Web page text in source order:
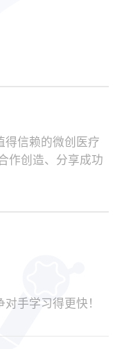
得信赖的微创医疗
作创造、分享成功
手学习得更快！